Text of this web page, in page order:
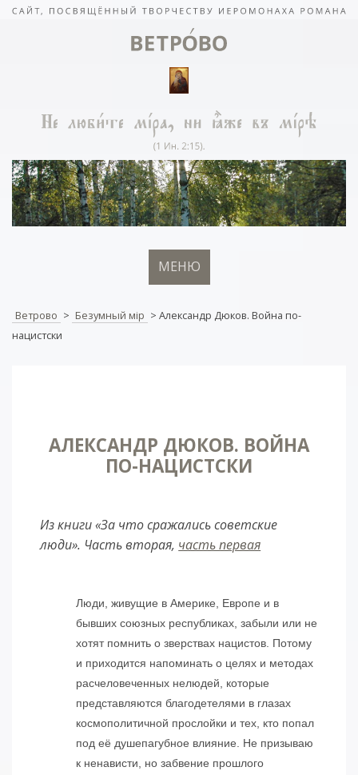
МЕНЮ
Ветрово > Безумный мiр > Александр Дюков. Война по-
нацистски
АЛЕКСАНДР ДЮКОВ. ВОЙНА
ПО-НАЦИСТСКИ
Из книги «За что сражались советские
люди». Часть вторая, часть первая
Люди, живущие в Америке, Европе и в
бывших союзных республиках, забыли или не
хотят помнить о зверствах нацистов. Потому
и приходится напоминать о целях и методах
расчеловеченных нелюдей, которые
представляются благодетелями в глазах
космополитичной прослойки и тех, кто попал
под её душепагубное влияние. Не призываю
к ненависти, но забвение прошлого